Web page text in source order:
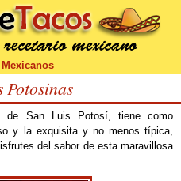
Potosinas
de San Luis Potosí, tiene como
y la exquisita y no menos típica,
del sabor de esta maravillosa